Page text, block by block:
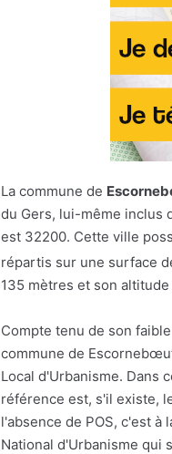
La commune de
du Gers, lui-même inclus
est 32200. Cette ville
répartis sur une surface
135 mètres et son
Compte tenu de son
commune de
Local d'Urbanisme. Dans
référence est, s'il existe,
l'absence de POS, c'est à
National d'Urbanisme qui